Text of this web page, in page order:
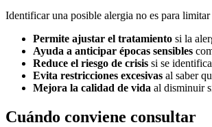
Identificar una posible alergia no es para
Permite ajustar el tratamiento si la
Ayuda a anticipar épocas sensibles
Reduce el riesgo de crisis si se
Evita restricciones excesivas al saber
Mejora la calidad de vida al disminuir
Cuándo conviene consultar